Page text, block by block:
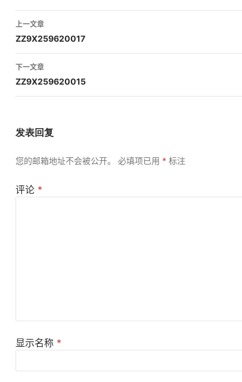
文
章
导
航
上一文章
ZZ9X259620017
下一文章
ZZ9X259620015
发表回复
您的邮箱地址不会被公开。 必填项已用 * 标注
评论 *
显示名称 *